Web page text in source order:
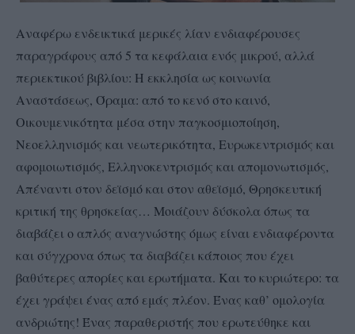
Αναφέρω ενδεικτικά μερικές λίαν ενδιαφέρουσες
παραγράφους από 5 τα κεφάλαια ενός μικρού, αλλά
περιεκτικού βιβλίου: Η εκκλησία ως κοινωνία
Αναστάσεως, Όραμα: από το κενό στο καινό,
Οικουμενικότητα μέσα στην παγκοσμιοποίηση,
Νεοελληνισμός και νεωτερικότητα, Ευρωκεντρισμός και
αφομοιωτισμός, Ελληνοκεντρισμός και απομονωτισμός,
Απέναντι στον δεϊσμό και στον αθεϊσμό, Θρησκευτική
κριτική της θρησκείας… Μοιάζουν δύσκολα όπως τα
διαβάζει ο απλός αναγνώστης όμως είναι ενδιαφέροντα
και σύγχρονα όπως τα διαβάζει κάποιος που έχει
βαθύτερες απορίες και ερωτήματα. Και το κυριώτερο: τα
έχει γράψει ένας από εμάς πλέον. Ένας καθ’ ομολογία
ανδριώτης! Ένας παραθεριστής που ερωτεύθηκε και